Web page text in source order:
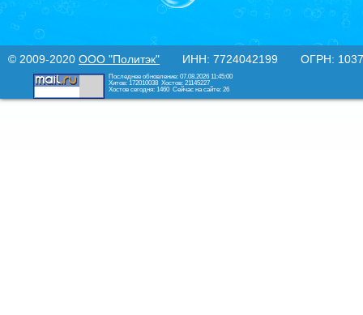
© 2009-2020 ООО "Политэк" ИНН: 7724042199 ОГРН:
Последнее обновление: 07.08.2026 11:45:00
Хитов: 172010038 Хостов: 21145227
Хостов сегодня: 1460 Сейчас на сайте: 26